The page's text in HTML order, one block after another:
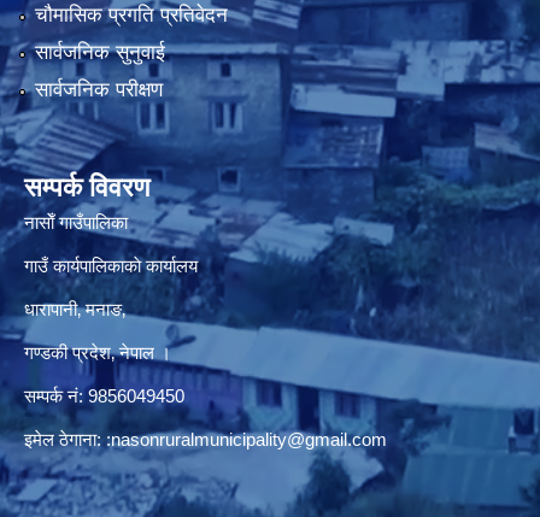
चौमासिक प्रगति प्रतिवेदन
सार्वजनिक सुनुवाई
सार्वजनिक परीक्षण
सम्पर्क विवरण
नासाेँ गाउँपालिका
गाउँ कार्यपालिकाकाे कार्यालय
धारापानी‚ मनाङ‚
गण्डकी प्रदेश‚ नेपाल ।
सम्पर्क न‌ं‍: 9856049450
इमेल ठेगाना: :nasonruralmunicipality@gmail.com